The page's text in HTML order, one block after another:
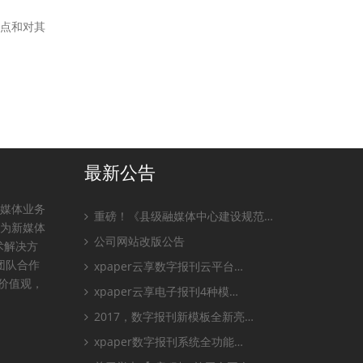
和对其
体业务
新媒体
解决方
队合作
值观，
最新公告
重磅！《县级融媒体中心建设规范…
公司网站改版公告
xpaper云享数字报刊云平台…
xpaper云享电子报刊4种模…
2017，数字报刊新模板全新亮…
xpaper数字报刊系统全功能…